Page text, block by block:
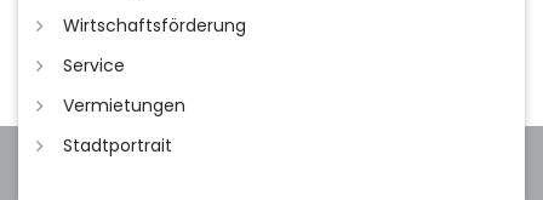
Wirtschaftsförderung
Service
Vermietungen
Stadtportrait